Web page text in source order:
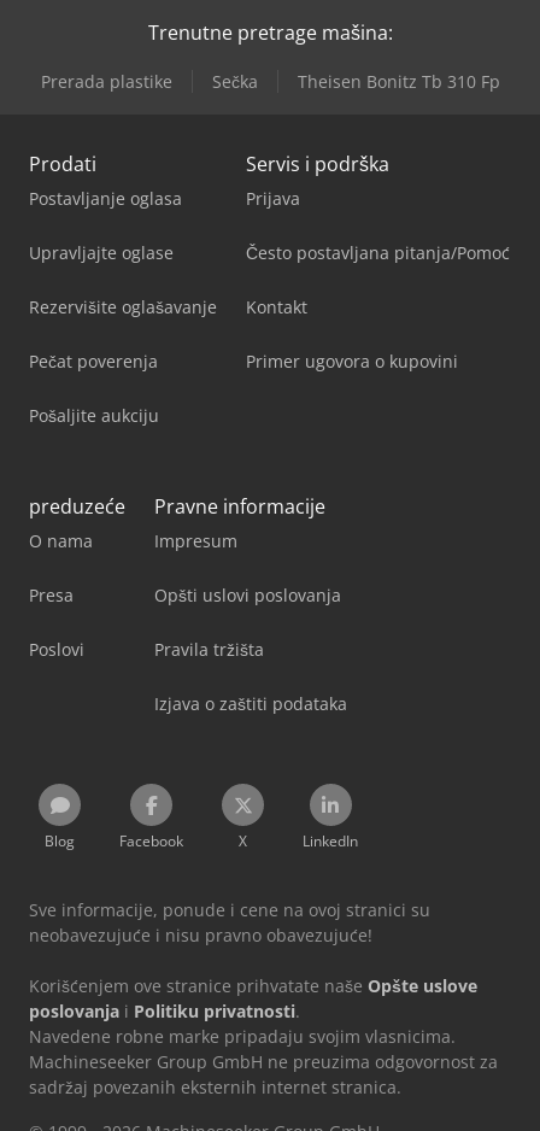
Trenutne pretrage mašina:
Prerada plastike Sečka Theisen Bonitz Tb 310 Fp
Prodati
Postavljanje oglasa
Upravljajte oglase
Rezervišite oglašavanje
Pečat poverenja
Pošaljite aukciju
Servis i podrška
Prijava
Često postavljana pitanja/Pomoć
Kontakt
Primer ugovora o kupovini
preduzeće
O nama
Presa
Poslovi
Pravne informacije
Impresum
Opšti uslovi poslovanja
Pravila tržišta
Izjava o zaštiti podataka
Blog Facebook X LinkedIn
Sve informacije, ponude i cene na ovoj stranici su
neobavezujuće i nisu pravno obavezujuće!
Korišćenjem ove stranice prihvatate naše Opšte uslove
poslovanja i Politiku privatnosti.
Navedene robne marke pripadaju svojim vlasnicima.
Machineseeker Group GmbH ne preuzima odgovornost za
sadržaj povezanih eksternih internet stranica.